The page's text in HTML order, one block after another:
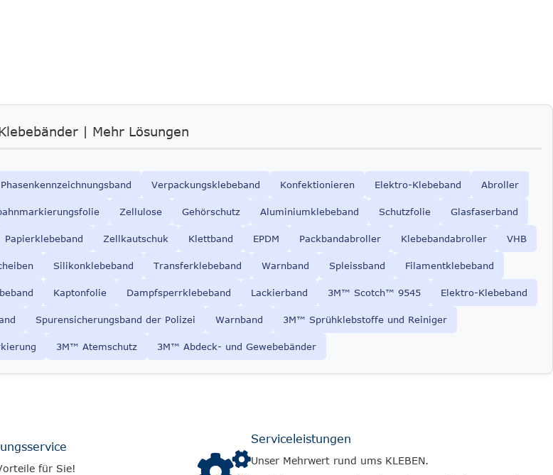
| Mehr Lösungen
Phasenkennzeichnungsband Verpackungsklebeband Konfektionieren Elektro-Klebeband Abroller
Zellulose Gehörschutz Aluminiumklebeband Schutzfolie Glasfaserband
Papierklebeband Zellkautschuk Klettband EPDM Packbandabroller Klebebandabroller VHB
Silikonklebeband Transferklebeband Warnband Spleissband Filamentklebeband
Kaptonfolie Dampfsperrklebeband Lackierband 3M™ Scotch™ 9545 Elektro-Klebeband
Spurensicherungsband der Polizei Warnband 3M™ Sprühklebstoffe und Reiniger
3M™ Atemschutz 3M™ Abdeck- und Gewebebänder
für Sie!
Serviceleistungen
Unser Mehrwert rund ums KLEBEN.